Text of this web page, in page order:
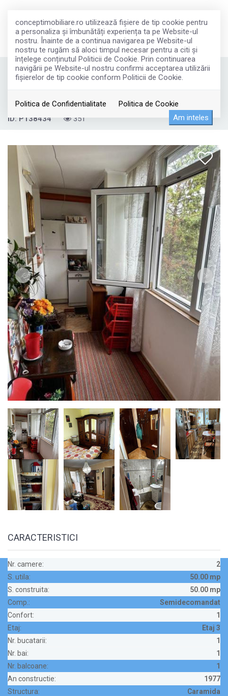
conceptimobiliare.ro utilizează fişiere de tip cookie pentru
a personaliza și îmbunătăți experiența ta pe Website-ul
nostru. Înainte de a continua navigarea pe Website-ul
nostru te rugăm să aloci timpul necesar pentru a citi și
înțelege conținutul Politicii de Cookie. Prin continuarea
navigării pe Website-ul nostru confirmi acceptarea utilizării
fişierelor de tip cookie conform Politicii de Cookie.
Politica de Confidentialitate
Politica de Cookie
Am inteles
Vanzare 2 Camere Drumul Taberei
Bucuresti, Drumul Taberei
ID: P138434 351
CARACTERISTICI
Nr. camere:
2
S. utila:
50.00 mp
S. construita:
50.00 mp
Comp.:
Semidecomandat
Confort:
1
Etaj:
Etaj 3
Nr. bucatarii:
1
Nr. bai:
1
Nr. balcoane:
1
An constructie:
1977
Structura:
Caramida